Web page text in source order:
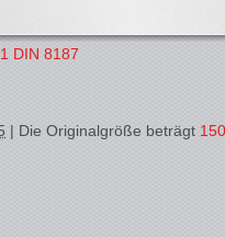
DIN 8187
| Die Originalgröße beträgt